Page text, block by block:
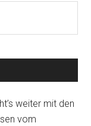
weiter mit den
vom